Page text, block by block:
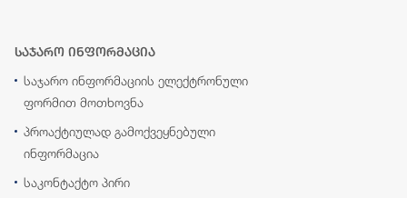
საჯარო ინფორმაცია
საჯარო ინფორმაციის ელექტრონული
ფორმით მოთხოვნა
პროაქტიულად გამოქვეყნებული
ინფორმაცია
საკონტაქტო პირი